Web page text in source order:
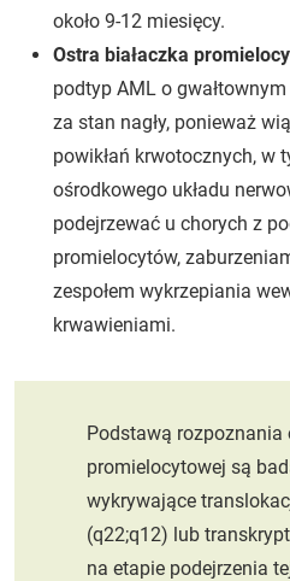
około 9-12 miesięcy.
Ostra białaczka
podtyp AML o
za stan nagły, ponieważ
powikłań krwotocznych, w
ośrodkowego układu
podejrzewać u chorych z
promielocytów,
zespołem wykrzepiania
krwawieniami.
Podstawą rozpoznania
promielocytowej są
wykrywające
(q22;q12) lub
na etapie podejrzenia